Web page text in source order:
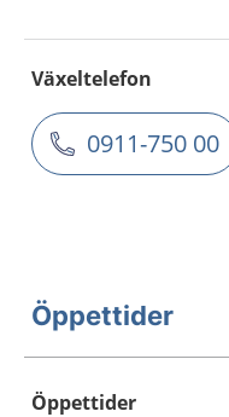
Växeltelefon
0911-750 00
Öppettider
Öppettider